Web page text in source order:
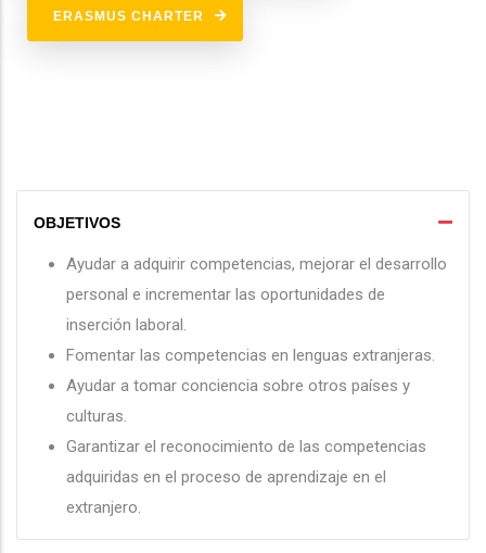
ERASMUS CHARTER
OBJETIVOS
Ayudar a adquirir competencias, mejorar el desarrollo
personal e incrementar las oportunidades de
inserción laboral.
Fomentar las competencias en lenguas extranjeras.
Ayudar a tomar conciencia sobre otros países y
culturas.
Garantizar el reconocimiento de las competencias
adquiridas en el proceso de aprendizaje en el
extranjero.